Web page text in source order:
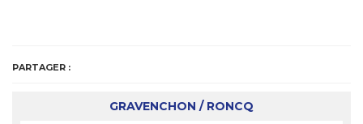
PARTAGER :
GRAVENCHON / RONCQ